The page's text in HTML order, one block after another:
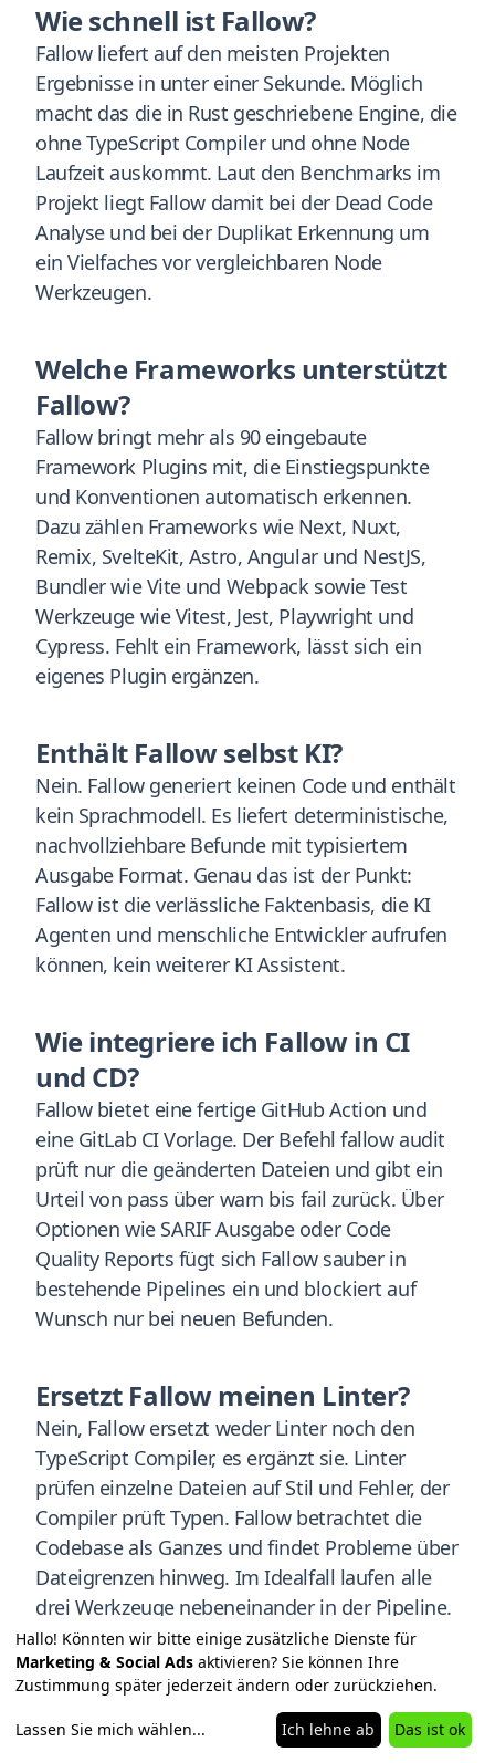
Wie schnell ist Fallow?
Fallow liefert auf den meisten Projekten
Ergebnisse in unter einer Sekunde. Möglich
macht das die in Rust geschriebene Engine, die
ohne TypeScript Compiler und ohne Node
Laufzeit auskommt. Laut den Benchmarks im
Projekt liegt Fallow damit bei der Dead Code
Analyse und bei der Duplikat Erkennung um
ein Vielfaches vor vergleichbaren Node
Werkzeugen.
Welche Frameworks unterstützt
Fallow?
Fallow bringt mehr als 90 eingebaute
Framework Plugins mit, die Einstiegspunkte
und Konventionen automatisch erkennen.
Dazu zählen Frameworks wie Next, Nuxt,
Remix, SvelteKit, Astro, Angular und NestJS,
Bundler wie Vite und Webpack sowie Test
Werkzeuge wie Vitest, Jest, Playwright und
Cypress. Fehlt ein Framework, lässt sich ein
eigenes Plugin ergänzen.
Enthält Fallow selbst KI?
Nein. Fallow generiert keinen Code und enthält
kein Sprachmodell. Es liefert deterministische,
nachvollziehbare Befunde mit typisiertem
Ausgabe Format. Genau das ist der Punkt:
Fallow ist die verlässliche Faktenbasis, die KI
Agenten und menschliche Entwickler aufrufen
können, kein weiterer KI Assistent.
Wie integriere ich Fallow in CI
und CD?
Fallow bietet eine fertige GitHub Action und
eine GitLab CI Vorlage. Der Befehl fallow audit
prüft nur die geänderten Dateien und gibt ein
Urteil von pass über warn bis fail zurück. Über
Optionen wie SARIF Ausgabe oder Code
Quality Reports fügt sich Fallow sauber in
bestehende Pipelines ein und blockiert auf
Wunsch nur bei neuen Befunden.
Ersetzt Fallow meinen Linter?
Nein, Fallow ersetzt weder Linter noch den
TypeScript Compiler, es ergänzt sie. Linter
prüfen einzelne Dateien auf Stil und Fehler, der
Compiler prüft Typen. Fallow betrachtet die
Codebase als Ganzes und findet Probleme über
Dateigrenzen hinweg. Im Idealfall laufen alle
drei Werkzeuge nebeneinander in der Pipeline.
Hallo! Könnten wir bitte einige zusätzliche Dienste für
Marketing & Social Ads aktivieren? Sie können Ihre
Zustimmung später jederzeit ändern oder zurückziehen.
Lassen Sie mich wählen... Ich lehne ab Das ist ok